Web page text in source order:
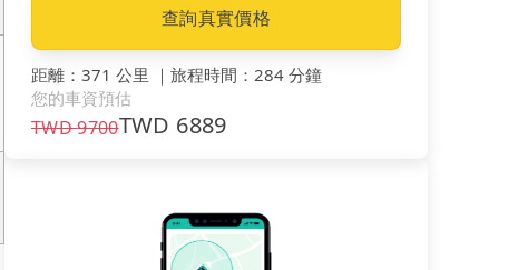
查詢真實價格
距離 ： 371 公里 ｜ 旅程時間 ： 284 分鐘
您的車資預估
TWD9700TWD 6889